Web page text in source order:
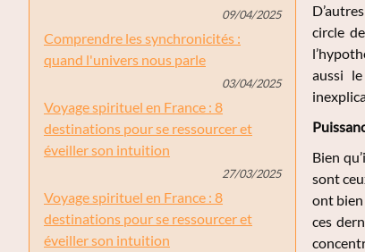
09/04/2025
Comprendre les synchronicités :
quand l'univers nous parle
03/04/2025
Voyage spirituel en France : 8
destinations pour se ressourcer et
éveiller son intuition
27/03/2025
Voyage spirituel en France : 8
destinations pour se ressourcer et
éveiller son intuition
circle
aussi
Bien
sont
ont bien
ces